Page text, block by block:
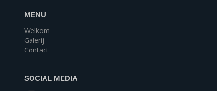
MENU
Welkom
Galerij
Contact
SOCIAL MEDIA